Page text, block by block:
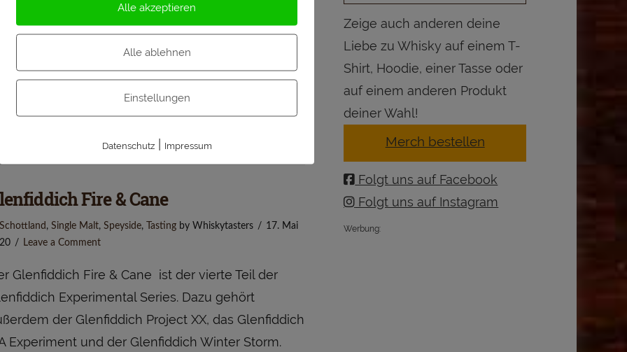
Starward Two Fold ist einer der ersten Whiskys
Starward Brennerei auf dem deutschen Markt.
Destillerie hat ihren Sitz im australischen
und verwendet für die Whiskyherstellung
Zutaten aus der Region und
aus australischen Weingütern. Bem …
Fire & Cane
Schottland , Single Malt, Speyside, Tastingby Whiskytasters
17. Mai
Leave a Comment
Glenfiddich Fire & Cane ist der vierte Teil der
Experimental Series. Dazu gehört
der Glenfiddich Project XX, das Glenfiddich
Experiment und der Glenfiddich Winter Storm.
Zeige auch anderen deine
Liebe zu Whisky auf einem T-
Shirt, Hoodie, einer Tasse oder
auf einem anderen Produkt
deiner Wahl!
Merch bestellen
Folgt uns auf Facebook
Folgt uns auf Instagram
Werbung:
Alle akzeptieren
Alle ablehnen
Einstellungen
Datenschutz| Impressum